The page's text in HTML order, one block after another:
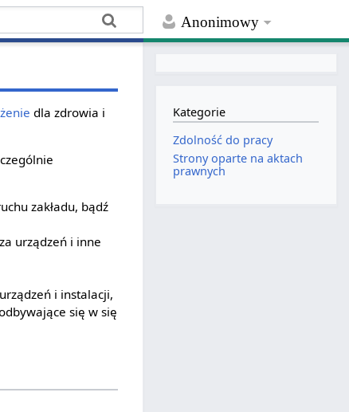
Anonimowy
dla zdrowia i
zakładu, bądź
urządzeń i inne
i instalacji,
się w się
Kategorie
Zdolność do pracy
Strony oparte na aktach
prawnych